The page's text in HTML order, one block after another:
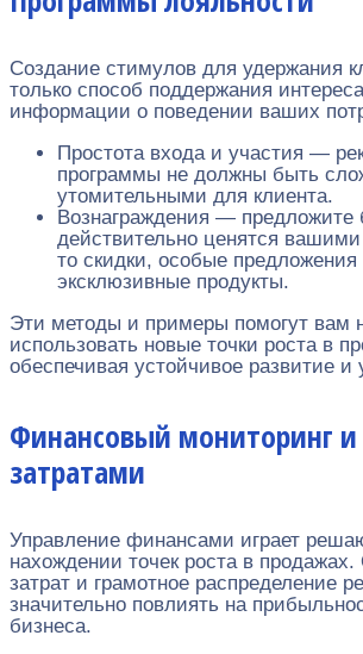
Создание стимулов для удержания
только способ поддержания
информации о поведении ваших
Простота входа и участия —
программы не должны быть
утомительными для клиента.
Вознаграждения — предложите
действительно ценятся
то скидки, особые предложения
эксклюзивные продукты.
Эти методы и примеры помогут вам
использовать новые точки роста в
обеспечивая устойчивое развитие и
Финансовый мониторинг и
затратами
Управление финансами играет
нахождении точек роста в
затрат и грамотное распределение
значительно повлиять на
бизнеса.